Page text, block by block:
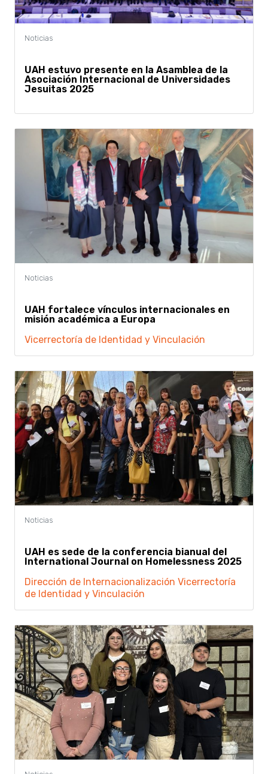
UAH estuvo presente en la Asamblea de la
Asociación Internacional de Universidades
Jesuitas 2025
UAH fortalece vínculos internacionales en
misión académica a Europa
Vicerrectoría de Identidad y Vinculación
UAH es sede de la conferencia bianual del
International Journal on Homelessness 2025
Dirección de Internacionalización Vicerrectoría
de Identidad y Vinculación